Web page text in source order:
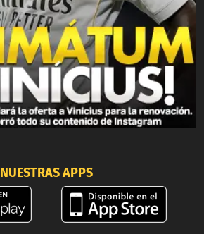
NUESTRAS APPS